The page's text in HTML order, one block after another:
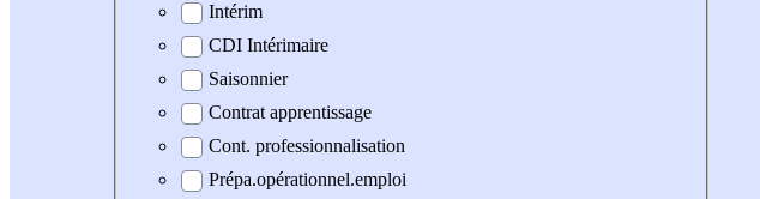
Intérim
CDI Intérimaire
Saisonnier
Contrat apprentissage
Cont. professionnalisation
Prépa.opérationnel.emploi